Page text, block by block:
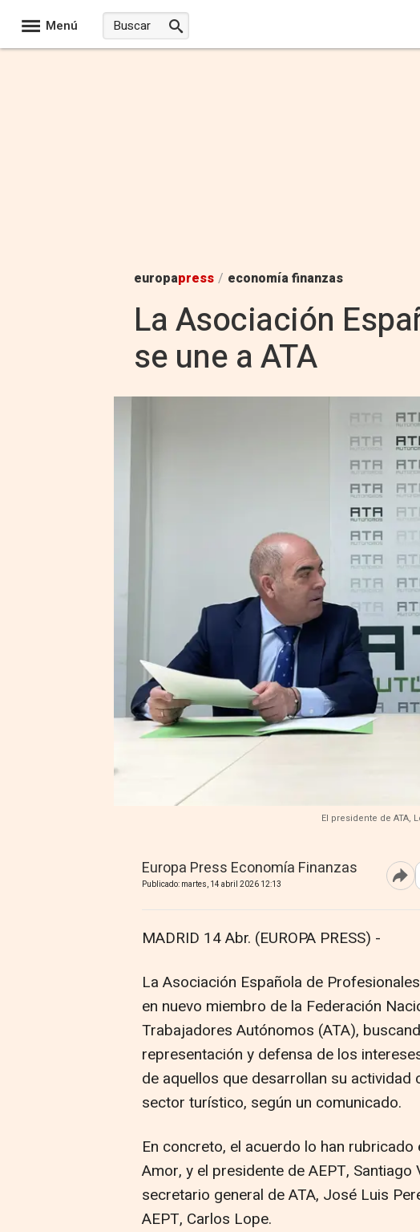
Menú
europapress / economía finanzas
La Asociación
se une a ATA
El presidente de ATA,
Europa Press Economía Finanzas
Publicado: martes, 14 abril 2026 12:13
MADRID 14 Abr. (EUROPA PRESS) -
La Asociación Española de
en nuevo miembro de la Federación
Trabajadores Autónomos (ATA),
representación y defensa de los
de aquellos que desarrollan su
sector turístico, según un comunicado.
En concreto, el acuerdo lo han
Amor, y el presidente de AEPT,
secretario general de ATA, José Luis
AEPT, Carlos Lope.